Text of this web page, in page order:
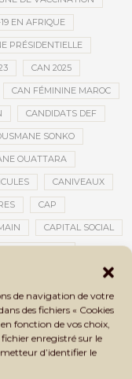
de navigation de votre
des fichiers « Cookies
fonction de vos choix,
enregistré sur le
d’identifier le
EN AFRIQUE
PRÉSIDENTIELLE
CAN 2025
CAN FÉMININE MAROC
CANDIDATS DEF
SONKO
OUATTARA
CANIVEAUX
CAP
CAPITAL SOCIAL
CARTONS ROUGES
NATURELLE
NATURELLES
CDAT CECOGEC
NATIONALE